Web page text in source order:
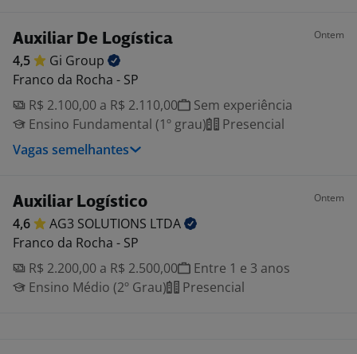
Auxiliar De Logística Ontem
4,5 Gi Group
Franco da Rocha - SP
R$ 2.100,00 a R$ 2.110,00
Sem experiência
Ensino Fundamental (1º grau)
Presencial
Vagas semelhantes
Auxiliar Logístico Ontem
4,6 AG3 SOLUTIONS LTDA
Franco da Rocha - SP
R$ 2.200,00 a R$ 2.500,00
Entre 1 e 3 anos
Ensino Médio (2º Grau)
Presencial